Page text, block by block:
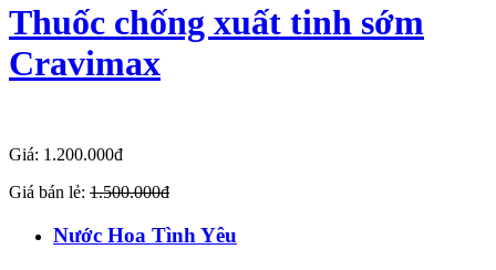
Thuốc chống xuất tinh sớm
Cravimax
Giá: 1.200.000đ
Giá bán lẻ: 1.500.000đ
Nước Hoa Tình Yêu